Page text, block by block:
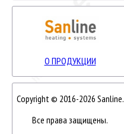
О ПРОДУКЦИИ
Copyright © 2016-2026 Sanline.
Все права защищены.